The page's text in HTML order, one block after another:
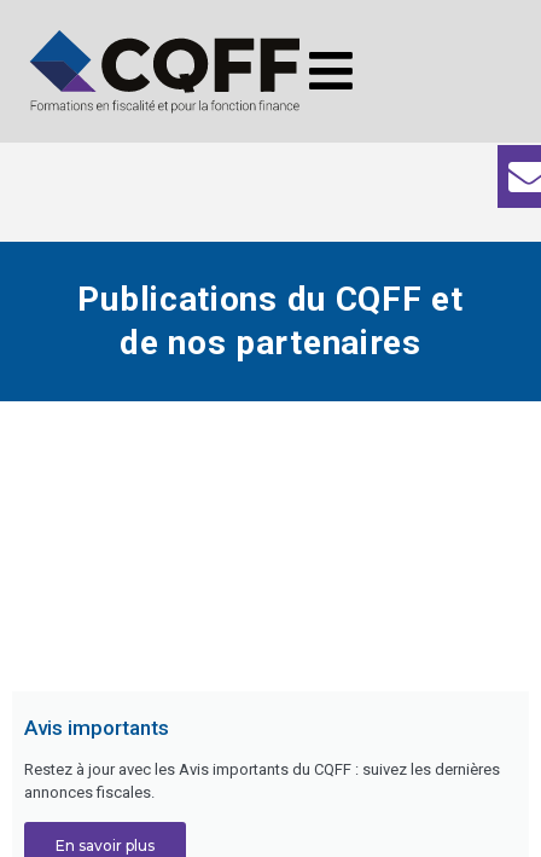
Publications du CQFF et
de nos partenaires
Avis importants
Restez à jour avec les Avis importants du CQFF : suivez les dernières
annonces fiscales.
En savoir plus